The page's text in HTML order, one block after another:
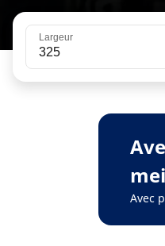
Largeur
325
Avec